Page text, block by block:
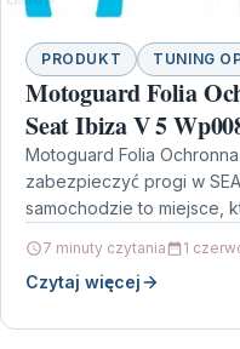
PRODUKT TUNING
Motoguard Folia
Seat Ibiza V 5
Motoguard Folia
zabezpieczyć progi w
samochodzie to miejsce,
7 minuty czytania 1
Czytaj więcej